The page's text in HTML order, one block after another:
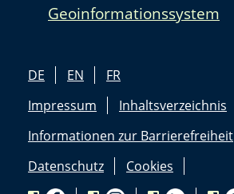
Geoinformationssystem
DE EN
FR
Impressum
Inhaltsverzeichnis
Informationen zur Barrierefreiheit
Datenschutz
Cookies